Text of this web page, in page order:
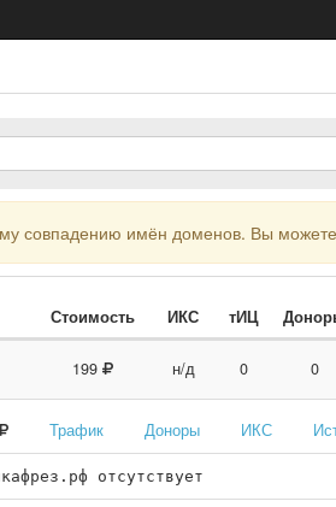
совпадению имён доменов. Вы можете
Стоимость ИКС тИЦ
199 н/д 0 0
Трафик Доноры ИКС
отсутствует